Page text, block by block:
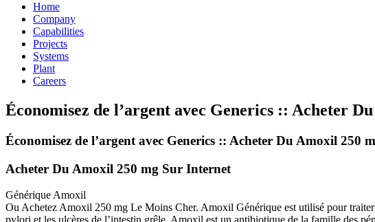
Home
Company
Capabilities
Projects
Systems
Plant
Careers
Économisez de l’argent avec Generics :: Acheter
Économisez de l’argent avec Generics :: Acheter Du Amoxil
Acheter Du Amoxil 250 mg Sur Internet
Générique Amoxil
Ou Achetez Amoxil 250 mg Le Moins Cher. Amoxil Générique est utilisé pour traiter